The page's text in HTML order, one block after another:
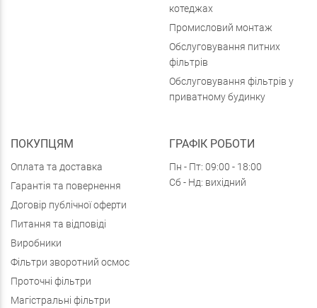
котеджах
Промисловий монтаж
Обслуговування питних
фільтрів
Обслуговування фільтрів у
приватному будинку
ПОКУПЦЯМ
Оплата та доставка
Гарантія та повернення
Договір публічної оферти
Питання та відповіді
Виробники
Фільтри зворотний осмос
Проточні фільтри
Магістральні фільтри
ГРАФІК РОБОТИ
Пн - Пт: 09:00 - 18:00
Сб - Нд: вихідний